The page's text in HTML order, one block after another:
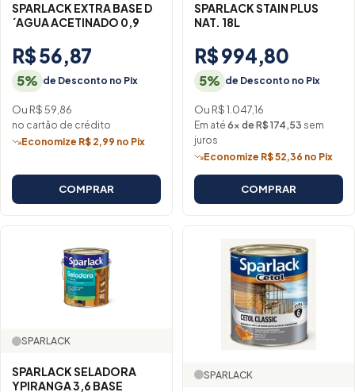
SPARLACK EXTRA BASE D
´AGUA ACETINADO 0,9
R$ 56,87
5% de Desconto no Pix
Ou R$ 59,86
no cartão de crédito
Economize R$ 2,99 no Pix
COMPRAR
SPARLACK STAIN PLUS
NAT. 18L
R$ 994,80
5% de Desconto no Pix
Ou R$ 1.047,16
Em até 6× de R$ 174,53 sem
juros
Economize R$ 52,36 no Pix
COMPRAR
SPARLACK
SPARLACK SELADORA
YPIRANGA 3,6 BASE
SPARLACK